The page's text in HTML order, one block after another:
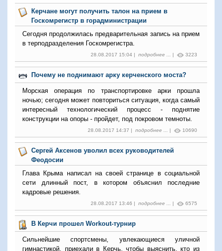
Керчане могут получить талон на прием в
Госкомрегистр в горадминистрации
Сегодня продолжилась предварительная запись на прием
в терподразделения Госкомрегистра.
28.08.2017 15:04 | подробнее ... | 3223
Почему не поднимают арку керченского моста?
Морская операция по транспортировке арки прошла
ночью; сегодня может повториться ситуация, когда самый
интересный технологический процесс - поднятие
конструкции на опоры - пройдет, под покровом темноты.
28.08.2017 14:37 | подробнее ... | 10690
Сергей Аксенов уволил всех руководителей
Феодосии
Глава Крыма написал на своей странице в социальной
сети длинный пост, в котором объяснил последние
кадровые решения.
28.08.2017 13:46 | подробнее ... | 6575
В Керчи прошел Workout-турнир
Сильнейшие спортсмены, увлекающиеся уличной
гимнастикой, приехали в Керчь, чтобы выяснить, кто из